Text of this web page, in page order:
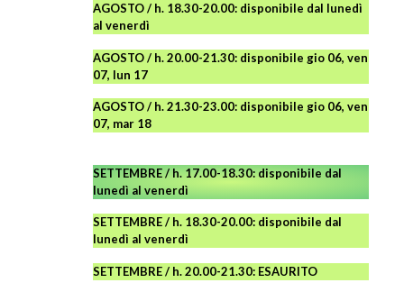
AGOSTO/ h. 18.30-20.00: disponibile dal lunedì
al venerdì
AGOSTO / h. 20.00-21.30: disponibile gio 06, ven
07, lun 17
AGOSTO/ h. 21.30-23.00: disponibile gio 06, ven
07, mar 18
SETTEMBRE / h. 17.00-18.30: disponibile dal
lunedì al venerdì
SETTEMBRE / h. 18.30-20.00: disponibile dal
lunedì al venerdì
SETTEMBRE / h. 20.00-21.30: ESAURITO